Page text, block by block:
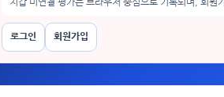
지갑 미연결 평가는 브라우저 중심으로 기록되며, 회원
로그인 회원가입